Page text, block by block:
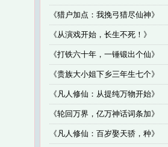
《猎户加点：我挽弓猎尽仙神》
《从演戏开始，长生不死！ 》
《打铁六十年，一锤锻出个仙》
《贵族大小姐下乡三年生七个》
《 凡人修仙：从提纯万物开始》
《轮回万界，亿万神话词条加》
《 凡人修仙：百岁娶天骄，种》